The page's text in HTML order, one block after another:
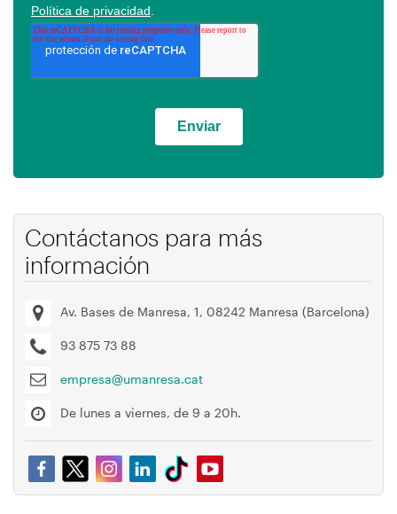
Contáctanos para más
información
Av. Bases de Manresa, 1, 08242 Manresa (Barcelona)
93 875 73 88
empresa@umanresa.cat
De lunes a viernes, de 9 a 20h.